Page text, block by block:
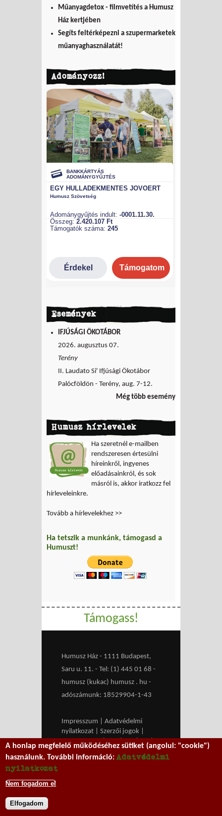
Műanyagdetox - filmvetítés a Humusz
Ház kertjében
Segíts feltérképezni a szupermarketek
műanyaghasználatát!
Adományozz!
Események
IFJÚSÁGI ÖKOTÁBOR
2026. augusztus 07.
Terény
II. Laudato Si' Ifjúsági Ökotábor
Palócföldön - Terény, aug. 7-12.
Még több esemény
Humusz hírlevelek
Ha szeretnél e-mailben
rendszeresen értesülni
híreinkről, ingyenes
előadásainkról, és sok
másról is, akkor iratkozz fel
hírleveleinkre.
Tovább a hírlevelekhez >>
Ha tetszik a munkánk, támogasd a
Humuszt!
Támogass!
Humusz Ház - 1111 Budapest,
Saru u. 11. - Tel: (1) 445 01 68 -
humusz (kukac) humusz . hu -
adószámunk: 18529904-1-43
Impresszum
Adatvédelmi
nyilatkozat
Szerzői jogok
Médiaajánlat
RSS HU| EN
A honlap megfelelő működéséhez sütiket (angolul: "cookie")
használunk. További információ:Adatvédelmi
nyilatkozat
Nem fogadom el
Elfogadom